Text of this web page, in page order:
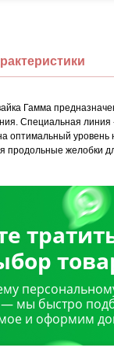
Гамма
Специальная линия
оптимальный уровень
продольные желобки
мы быстро
и оформим